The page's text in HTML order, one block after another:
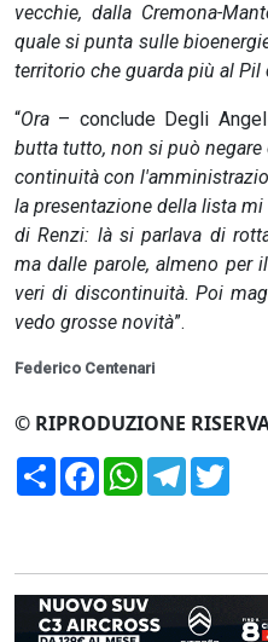
vecchie, dalla Cremona-
quale si punta sulle
territorio che guarda più al Pil
“Ora – conclude Degli
butta tutto, non si può
continuità con
la presentazione della lista
di Renzi: là si parlava di
ma dalle parole, almeno per
veri di discontinuità. Poi
vedo grosse novità”.
Federico Centenari
© RIPRODUZIONE
CondividiFacebookWhatsApp
Telegram